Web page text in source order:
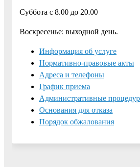
Суббота с 8.00 до 20.00
Воскресенье: выходной день.
Информация об услуге
Нормативно-правовые акты
Адреса и телефоны
График приема
Административные
Основания для отказа
Порядок обжалования